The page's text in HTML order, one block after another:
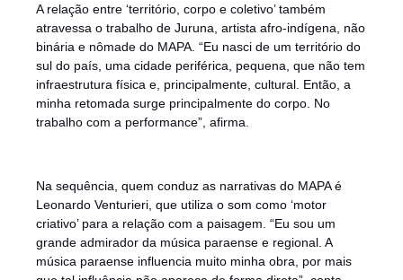
A relação entre ‘território, corpo e coletivo’ também
atravessa o trabalho de Juruna, artista afro-indígena, não
binária e nômade do MAPA. “Eu nasci de um território do
sul do país, uma cidade periférica, pequena, que não tem
infraestrutura física e, principalmente, cultural. Então, a
minha retomada surge principalmente do corpo. No
trabalho com a performance”, afirma.
Na sequência, quem conduz as narrativas do MAPA é
Leonardo Venturieri, que utiliza o som como ‘motor
criativo’ para a relação com a paisagem. “Eu sou um
grande admirador da música paraense e regional. A
música paraense influencia muito minha obra, por mais